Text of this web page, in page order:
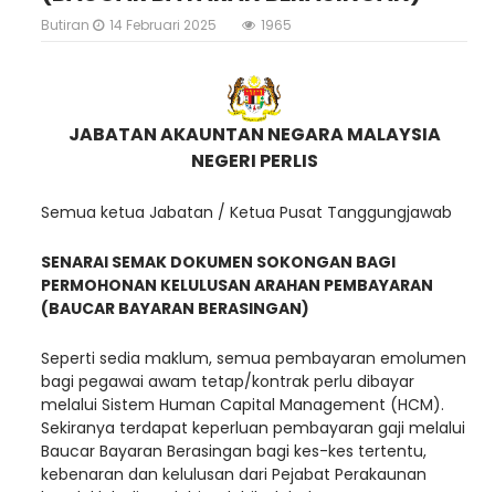
Butiran 14 Februari 2025 1965
JABATAN AKAUNTAN NEGARA MALAYSIA
NEGERI PERLIS
Semua ketua Jabatan / Ketua Pusat Tanggungjawab
SENARAI SEMAK DOKUMEN SOKONGAN BAGI
PERMOHONAN KELULUSAN ARAHAN PEMBAYARAN
(BAUCAR BAYARAN BERASINGAN)
Seperti sedia maklum, semua pembayaran emolumen
bagi pegawai awam tetap/kontrak perlu dibayar
melalui Sistem Human Capital Management (HCM).
Sekiranya terdapat keperluan pembayaran gaji melalui
Baucar Bayaran Berasingan bagi kes-kes tertentu,
kebenaran dan kelulusan dari Pejabat Perakaunan